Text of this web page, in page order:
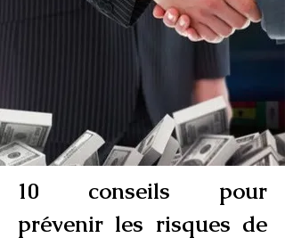
10 conseils pour
prévenir les risques de